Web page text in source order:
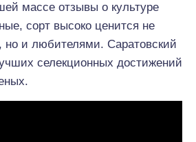
массе отзывы о культуре
сорт высоко ценится не
но и любителями. Саратовский
селекционных достижений